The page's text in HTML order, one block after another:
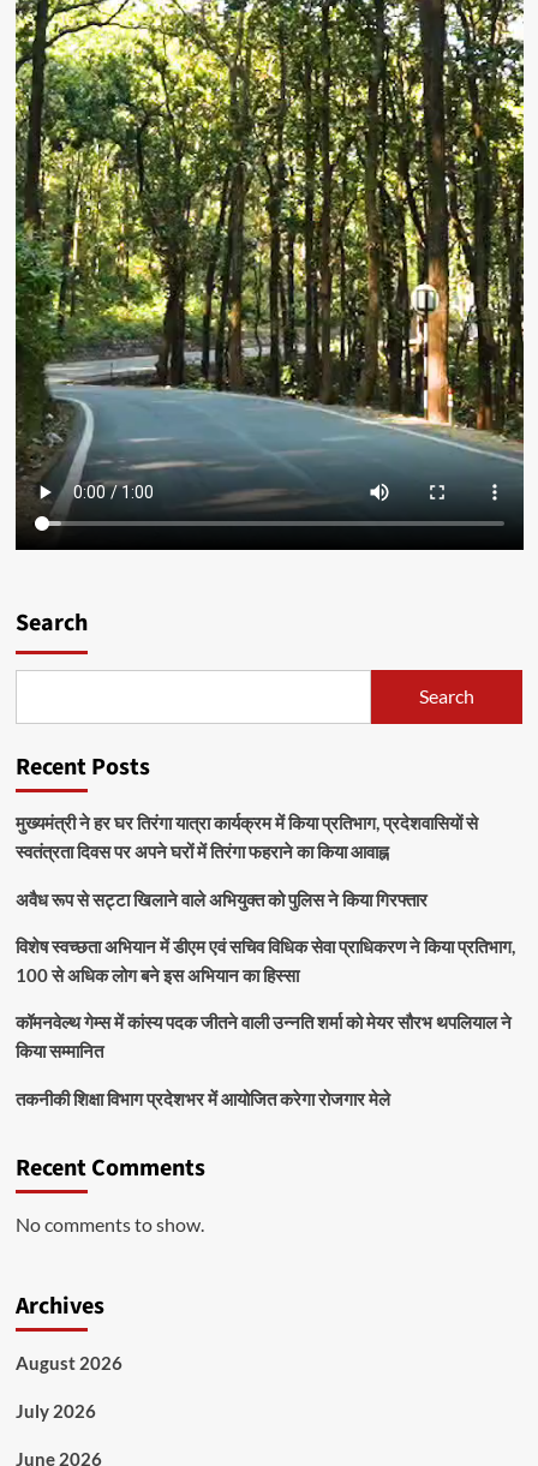
Search
Search
Recent Posts
मुख्यमंत्री ने हर घर तिरंगा यात्रा कार्यक्रम में किया प्रतिभाग, प्रदेशवासियों से
स्वतंत्रता दिवस पर अपने घरों में तिरंगा फहराने का किया आवाह्न
अवैध रूप से सट्टा खिलाने वाले अभियुक्त को पुलिस ने किया गिरफ्तार
विशेष स्वच्छता अभियान में डीएम एवं सचिव विधिक सेवा प्राधिकरण ने किया प्रतिभाग,
100 से अधिक लोग बने इस अभियान का हिस्सा
कॉमनवेल्थ गेम्स में कांस्य पदक जीतने वाली उन्नति शर्मा को मेयर सौरभ थपलियाल ने
किया सम्मानित
तकनीकी शिक्षा विभाग प्रदेशभर में आयोजित करेगा रोजगार मेले
Recent Comments
No comments to show.
Archives
August 2026
July 2026
June 2026